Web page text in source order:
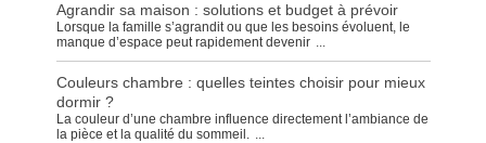
Agrandir sa maison : solutions et budget à prévoir
Lorsque la famille s’agrandit ou que les besoins évoluent, le
manque d’espace peut rapidement devenir ...
Couleurs chambre : quelles teintes choisir pour mieux
dormir ?
La couleur d’une chambre influence directement l’ambiance de
la pièce et la qualité du sommeil. ...